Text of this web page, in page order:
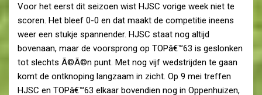
Voor het eerst dit seizoen wist HJSC vorige week niet te
scoren. Het bleef 0-0 en dat maakt de competitie ineens
weer een stukje spannender. HJSC staat nog altijd
bovenaan, maar de voorsprong op TOPâ€™63 is geslonken
tot slechts Ã©Ã©n punt. Met nog vijf wedstrijden te gaan
komt de ontknoping langzaam in zicht. Op 9 mei treffen
HJSC en TOPâ€™63 elkaar bovendien nog in Oppenhuizen,